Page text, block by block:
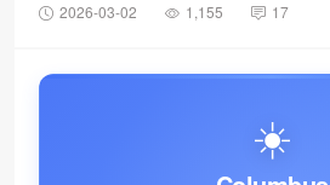
2026-03-02 1,155 17
☀️